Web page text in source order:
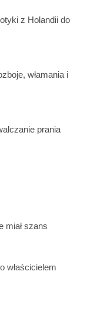
z Holandii do
włamania i
prania
miał szans
właścicielem